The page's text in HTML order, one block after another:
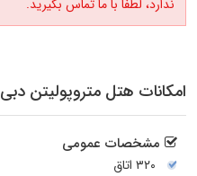
ندارد، لطفا با ما تماس بگیرید.
امکانات هتل متروپولیتن دبی
مشخصات عمومی
۳۲۰ اتاق